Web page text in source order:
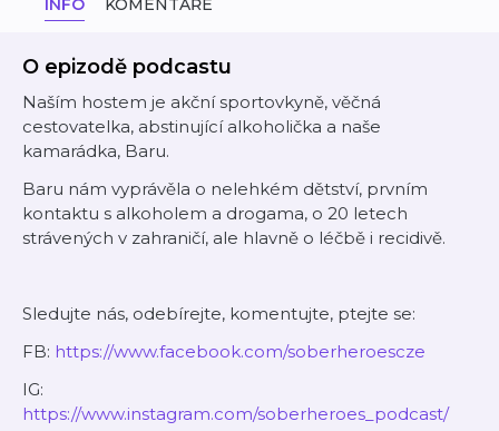
INFO KOMENTÁŘE
O epizodě podcastu
Naším hostem je akční sportovkyně, věčná
cestovatelka, abstinující alkoholička a naše
kamarádka, Baru.
Baru nám vyprávěla o nelehkém dětství, prvním
kontaktu s alkoholem a drogama, o 20 letech
strávených v zahraničí, ale hlavně o léčbě i recidivě.
Sledujte nás, odebírejte, komentujte, ptejte se:
FB: ⁠⁠⁠⁠⁠⁠⁠⁠⁠⁠⁠⁠⁠⁠⁠⁠⁠⁠⁠https://www.facebook.com/soberheroescze⁠⁠⁠⁠⁠⁠⁠⁠⁠⁠⁠⁠⁠⁠⁠⁠⁠⁠⁠
IG: ⁠⁠⁠⁠⁠⁠⁠⁠
⁠⁠⁠⁠⁠⁠⁠⁠⁠⁠⁠https://www.instagram.com/soberheroes_podcast/⁠⁠⁠⁠⁠⁠⁠⁠⁠⁠⁠